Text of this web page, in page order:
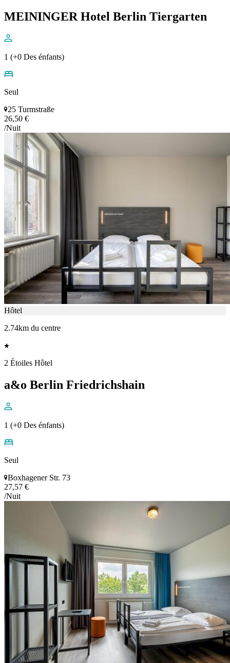
MEININGER Hotel Berlin Tiergarten
1 (+0 Des énfants)
Seul
25 Turmstraße
26,50 €
/Nuit
Hôtel
2.74km du centre
2 Étoiles Hôtel
a&o Berlin Friedrichshain
1 (+0 Des énfants)
Seul
Boxhagener Str. 73
27,57 €
/Nuit